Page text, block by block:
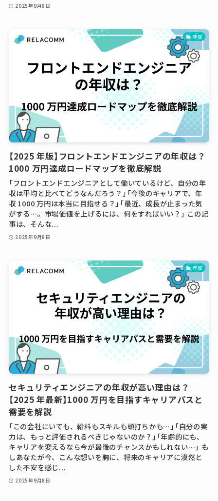
2025年9月8日
年収
【2025 年版】フロントエンドエンジニアの年収は？
1000 万円達成ロードマップを徹底解説
「フロントエンドエンジニアとして働いているけど、自分の年
収は平均と比べてどうなんだろう？」「今後のキャリアで、年
収 1000 万円は本当に目指せる？」「最近、成長が止まった気
がする…。市場価値を上げるには、何をすればいい？」 この記
事は、そんな...
2025年9月8日
年収
セキュリティエンジニアの年収が高い理由は？
【2025 年最新】1000 万円を目指すキャリアパスと
需要を解説
「この会社にいても、給料もスキルも頭打ちかも…」「自分の実
力は、もっと評価されるべきじゃないのか？」「年齢的にも、
キャリアを変えるなら今が最後のチャンスかもしれない…」 も
しあなたが今、こんな想いを胸に、将来のキャリアに漠然と
した不安を感じ...
2025年9月8日